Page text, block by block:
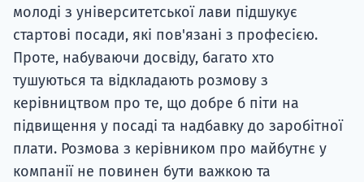
молоді з університетської лави підшукує
стартові посади, які пов'язані з професією.
Проте, набуваючи досвіду, багато хто
тушуються та відкладають розмову з
керівництвом про те, що добре б піти на
підвищення у посаді та надбавку до заробітної
плати. Розмова з керівником про майбутнє у
компанії не повинен бути важкою та